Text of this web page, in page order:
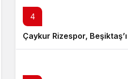
4
Çaykur Rizespor, Beşiktaş’ı